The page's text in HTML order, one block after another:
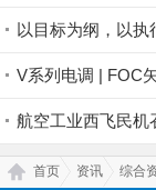
首页 资讯 综合